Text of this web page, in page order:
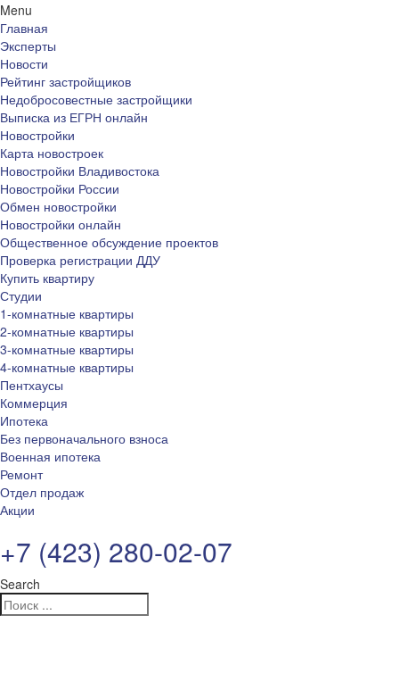
Menu
Главная
Эксперты
Новости
Рейтинг застройщиков
Недобросовестные застройщики
Выписка из ЕГРН онлайн
Новостройки
Карта новостроек
Новостройки Владивостока
Новостройки России
Обмен новостройки
Новостройки онлайн
Общественное обсуждение проектов
Проверка регистрации ДДУ
Купить квартиру
Студии
1-комнатные квартиры
2-комнатные квартиры
3-комнатные квартиры
4-комнатные квартиры
Пентхаусы
Коммерция
Ипотека
Без первоначального взноса
Военная ипотека
Ремонт
Отдел продаж
Акции
+7 (423) 280-02-07
Search